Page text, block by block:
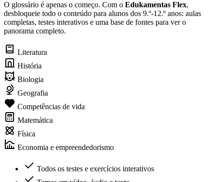
O glossário é apenas o começo. Com o Edukamentas Flex,
desbloqueie todo o conteúdo para alunos dos 9.º-12.º anos: aulas
completas, testes interativos e uma base de fontes para ver o
panorama completo.
Literatura
História
Biologia
Geografia
Competências de vida
Matemática
Física
Economia e empreendedorismo
Todos os testes e exercícios interativos